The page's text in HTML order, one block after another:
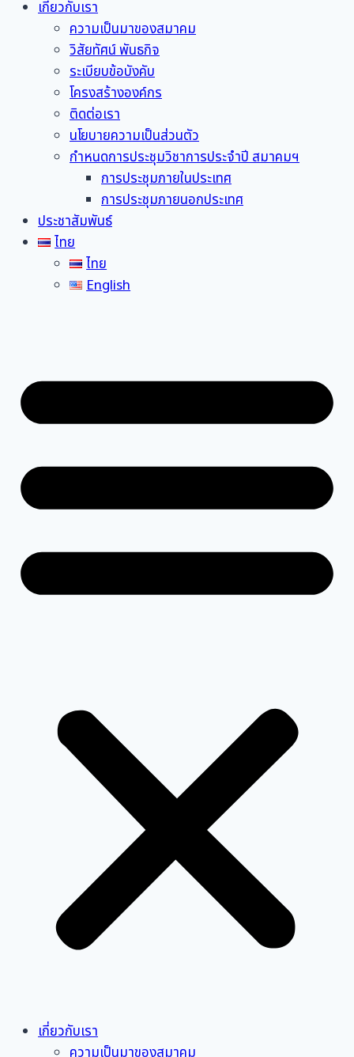
เกี่ยวกับเรา
ความเป็นมาของสมาคม
วิสัยทัศน์ พันธกิจ
ระเบียบข้อบังคับ
โครงสร้างองค์กร
ติดต่อเรา
นโยบายความเป็นส่วนตัว
กำหนดการประชุมวิชาการประจำปี สมาคมฯ
การประชุมภายในประเทศ
การประชุมภายนอกประเทศ
ประชาสัมพันธ์
ไทย
ไทย
English
เกี่ยวกับเรา